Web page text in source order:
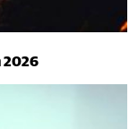
2026